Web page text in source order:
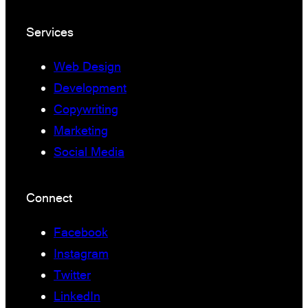
Services
Web Design
Development
Copywriting
Marketing
Social Media
Connect
Facebook
Instagram
Twitter
LinkedIn